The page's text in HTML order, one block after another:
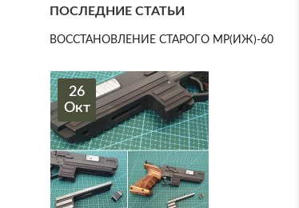
ПОСЛЕДНИЕ СТАТЬИ
ВОССТАНОВЛЕНИЕ СТАРОГО МР(ИЖ)-60
26
Окт